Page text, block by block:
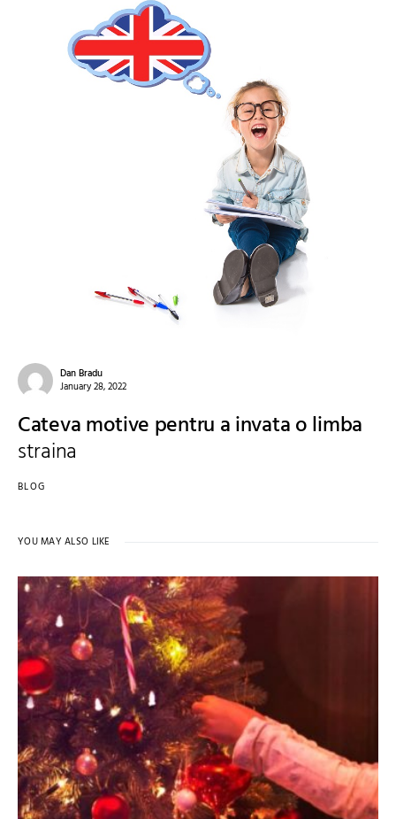
Dan Bradu
January 28, 2022
Cateva motive pentru a invata o limba
straina
BLOG
YOU MAY ALSO LIKE